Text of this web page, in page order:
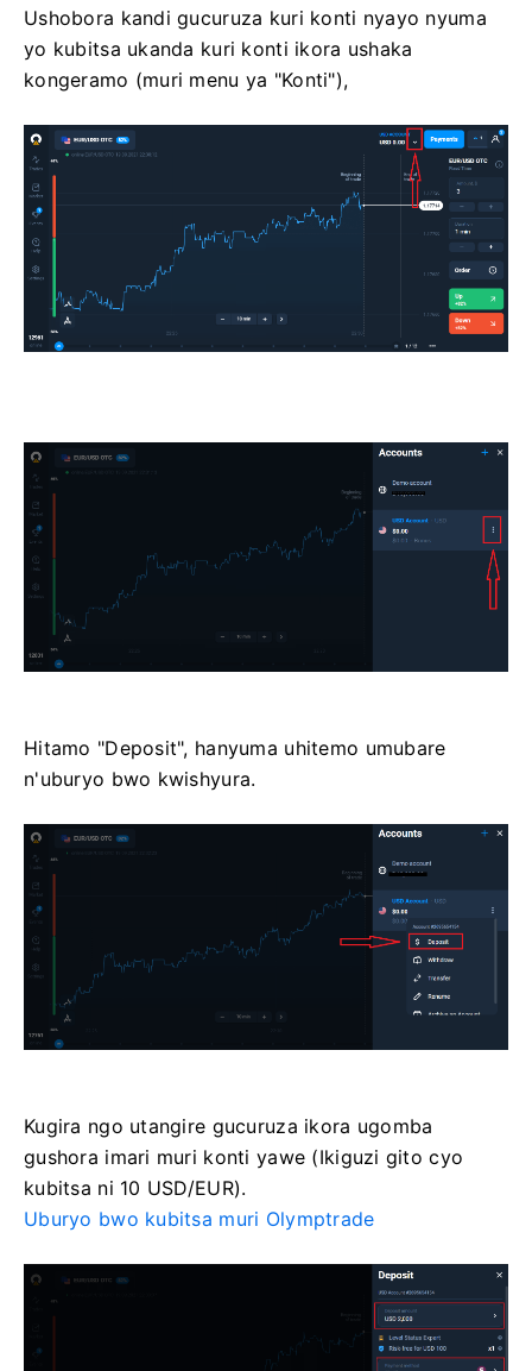
Ushobora kandi gucuruza kuri konti nyayo nyuma
yo kubitsa ukanda kuri konti ikora ushaka
kongeramo (muri menu ya "Konti"),
Hitamo "Deposit", hanyuma uhitemo umubare
n'uburyo bwo kwishyura.
Kugira ngo utangire gucuruza ikora ugomba
gushora imari muri konti yawe (Ikiguzi gito cyo
kubitsa ni 10 USD/EUR).
Uburyo bwo kubitsa muri Olymptrade